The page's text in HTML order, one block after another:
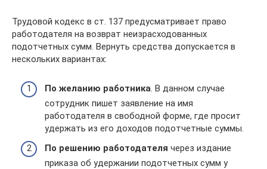
Трудовой кодекс в ст. 137 предусматривает право
работодателя на возврат неизрасходованных
подотчетных сумм. Вернуть средства допускается в
нескольких вариантах:
По желанию работника . В данном случае
сотрудник пишет заявление на имя
работодателя в свободной форме, где просит
удержать из его доходов подотчетные суммы.
По решению работодателя через издание
приказа об удержании подотчетных сумм у